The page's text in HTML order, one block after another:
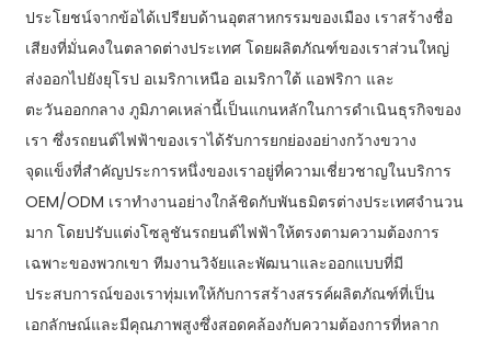
ประโยชน์จากข้อได้เปรียบด้านอุตสาหกรรมของเมือง เราสร้างชื่อ
เสียงที่มั่นคงในตลาดต่างประเทศ โดยผลิตภัณฑ์ของเราส่วนใหญ่
ส่งออกไปยังยุโรป อเมริกาเหนือ อเมริกาใต้ แอฟริกา และ
ตะวันออกกลาง ภูมิภาคเหล่านี้เป็นแกนหลักในการดำเนินธุรกิจของ
เรา ซึ่งรถยนต์ไฟฟ้าของเราได้รับการยกย่องอย่างกว้างขวาง
จุดแข็งที่สำคัญประการหนึ่งของเราอยู่ที่ความเชี่ยวชาญในบริการ
OEM/ODM เราทำงานอย่างใกล้ชิดกับพันธมิตรต่างประเทศจำนวน
มาก โดยปรับแต่งโซลูชันรถยนต์ไฟฟ้าให้ตรงตามความต้องการ
เฉพาะของพวกเขา ทีมงานวิจัยและพัฒนาและออกแบบที่มี
ประสบการณ์ของเราทุ่มเทให้กับการสร้างสรรค์ผลิตภัณฑ์ที่เป็น
เอกลักษณ์และมีคุณภาพสูงซึ่งสอดคล้องกับความต้องการที่หลาก